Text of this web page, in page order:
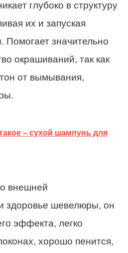
глубоко в структуру
их и запуская
значительно
окрашиваний, так как
от вымывания,
– сухой шампунь для
внешней
здоровье шевелюры, он
эффекта, легко
хорошо пенится,